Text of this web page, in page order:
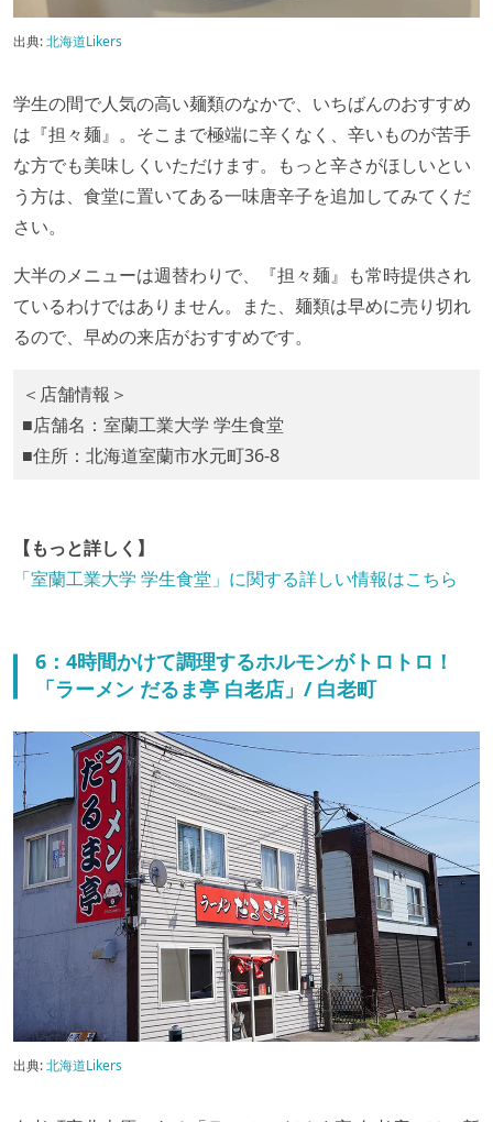
出典:北海道Likers
学生の間で人気の高い麺類のなかで、いちばんのおすすめ
は『担々麺』。そこまで極端に辛くなく、辛いものが苦手
な方でも美味しくいただけます。もっと辛さがほしいとい
う方は、食堂に置いてある一味唐辛子を追加してみてくだ
さい。
大半のメニューは週替わりで、『担々麺』も常時提供され
ているわけではありません。また、麺類は早めに売り切れ
るので、早めの来店がおすすめです。
＜店舗情報＞
■店舗名：室蘭工業大学 学生食堂
■住所：北海道室蘭市水元町36-8
【もっと詳しく】
「室蘭工業大学 学生食堂」に関する詳しい情報はこちら
6：4時間かけて調理するホルモンがトロトロ！
「ラーメン だるま亭 白老店」/ 白老町
出典:北海道Likers